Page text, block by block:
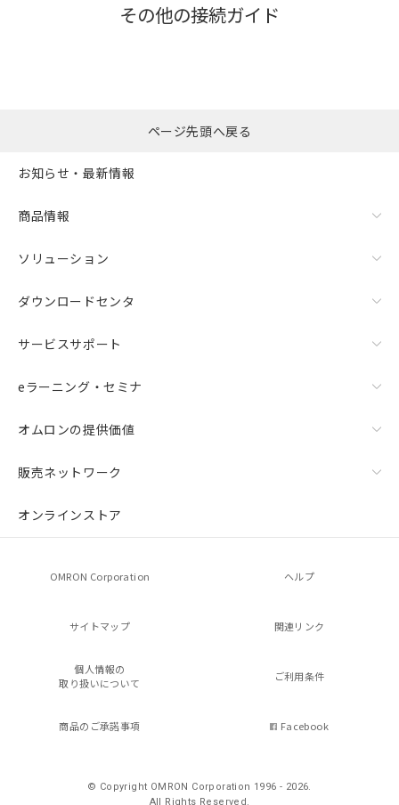
その他の接続ガイド
ページ先頭へ戻る
お知らせ・最新情報
商品情報
ソリューション
ダウンロードセンタ
サービスサポート
eラーニング・セミナ
オムロンの提供価値
販売ネットワーク
オンラインストア
OMRON Corporation ヘルプ
サイトマップ 関連リンク
個人情報の
取り扱いについて
ご利用条件
商品のご承諾事項 Facebook
© Copyright OMRON Corporation 1996 - 2026.
All Rights Reserved.